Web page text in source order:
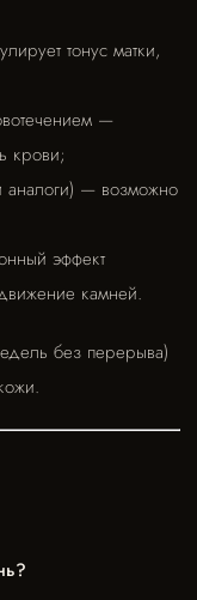
тонус матки,
—
крови;
аналоги) — возможно
эффект
камней.
без перерыва)